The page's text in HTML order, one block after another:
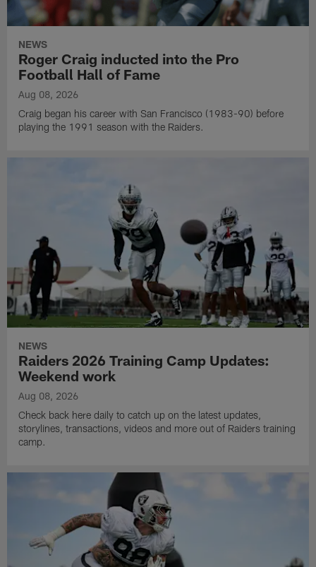
NEWS
Roger Craig inducted into the Pro
Football Hall of Fame
Aug 08, 2026
Craig began his career with San Francisco (1983-90) before
playing the 1991 season with the Raiders.
NEWS
Raiders 2026 Training Camp Updates:
Weekend work
Aug 08, 2026
Check back here daily to catch up on the latest updates,
storylines, transactions, videos and more out of Raiders training
camp.